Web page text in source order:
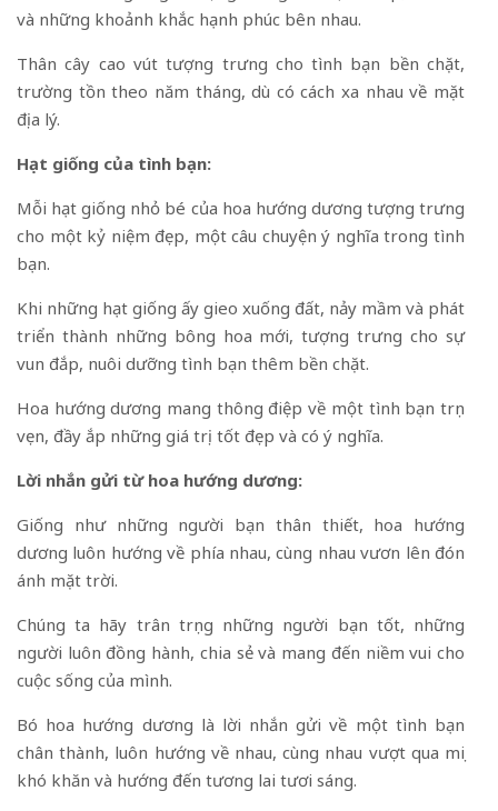
và những khoảnh khắc hạnh phúc bên nhau.
Thân cây cao vút tượng trưng cho tình bạn bền chặt,
trường tồn theo năm tháng, dù có cách xa nhau về mặt
địa lý.
Hạt giống của tình bạn:
Mỗi hạt giống nhỏ bé của hoa hướng dương tượng trưng
cho một kỷ niệm đẹp, một câu chuyện ý nghĩa trong tình
bạn.
Khi những hạt giống ấy gieo xuống đất, nảy mầm và phát
triển thành những bông hoa mới, tượng trưng cho sự
vun đắp, nuôi dưỡng tình bạn thêm bền chặt.
Hoa hướng dương mang thông điệp về một tình bạn trọn
vẹn, đầy ắp những giá trị tốt đẹp và có ý nghĩa.
Lời nhắn gửi từ hoa hướng dương:
Giống như những người bạn thân thiết, hoa hướng
dương luôn hướng về phía nhau, cùng nhau vươn lên đón
ánh mặt trời.
Chúng ta hãy trân trọng những người bạn tốt, những
người luôn đồng hành, chia sẻ và mang đến niềm vui cho
cuộc sống của mình.
Bó hoa hướng dương là lời nhắn gửi về một tình bạn
chân thành, luôn hướng về nhau, cùng nhau vượt qua mọi
khó khăn và hướng đến tương lai tươi sáng.